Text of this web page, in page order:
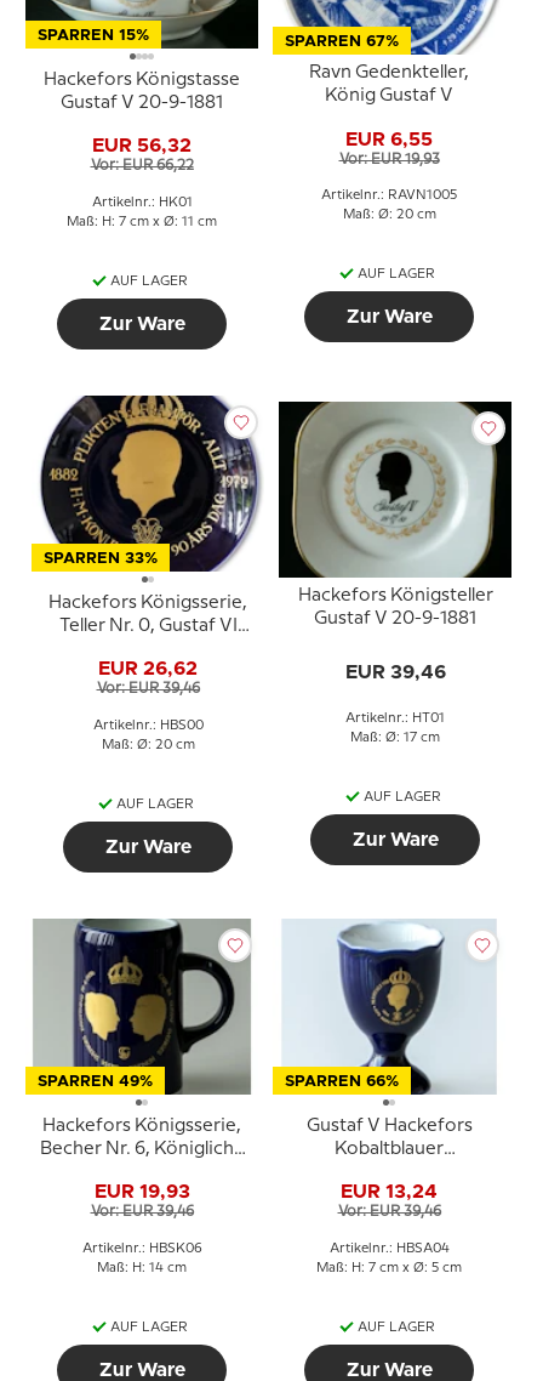
SPARREN 15%
Hackefors Königstasse
Gustaf V 20-9-1881
EUR 56,32
Vor: EUR 66,22
Artikelnr.: HK01
Maß: H: 7 cm x Ø: 11 cm
AUF LAGER
Zur Ware
SPARREN 67%
Ravn Gedenkteller,
König Gustaf V
EUR 6,55
Vor: EUR 19,93
Artikelnr.: RAVN1005
Maß: Ø: 20 cm
AUF LAGER
Zur Ware
SPARREN 33%
Hackefors Königsserie,
Teller Nr. 0, Gustaf VI
EUR 26,62
Vor: EUR 39,46
Artikelnr.: HBS00
Maß: Ø: 20 cm
AUF LAGER
Zur Ware
Hackefors Königsteller
Gustaf V 20-9-1881
EUR 39,46
Artikelnr.: HT01
Maß: Ø: 17 cm
AUF LAGER
Zur Ware
SPARREN 49%
Hackefors Königsserie,
Becher Nr. 6, Königliche
Gustaf und Silvia
EUR 19,93
Vor: EUR 39,46
Artikelnr.: HBSK06
Maß: H: 14 cm
AUF LAGER
Zur Ware
SPARREN 66%
Gustaf V Hackefors
Kobaltblauer
EUR 13,24
Vor: EUR 39,46
Artikelnr.: HBSA04
Maß: H: 7 cm x Ø: 5 cm
AUF LAGER
Zur Ware